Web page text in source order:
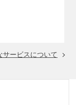
サービスについて